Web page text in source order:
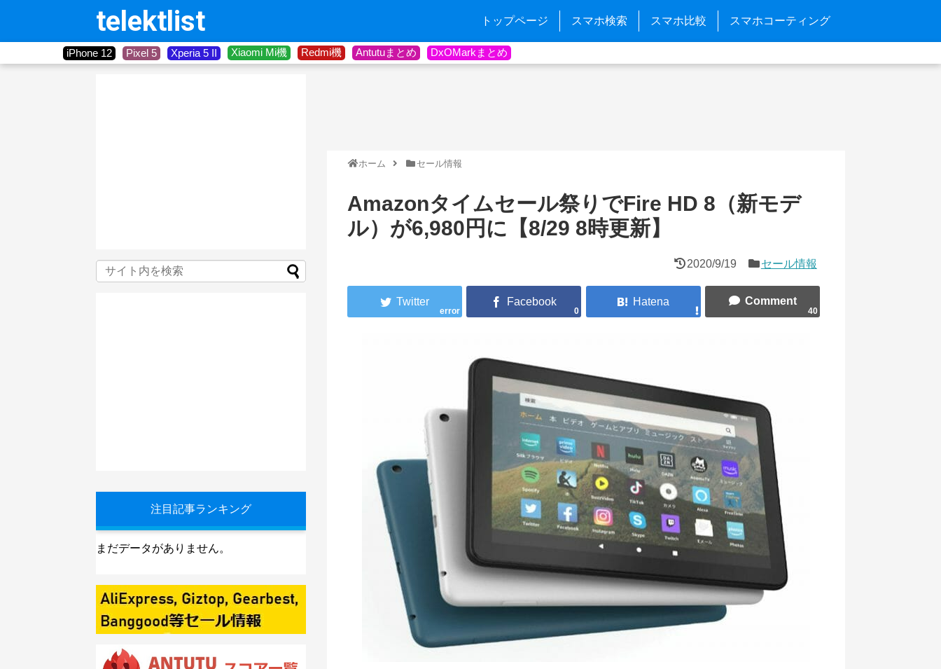
telektlist トップページ スマホ検索 スマホ比較 スマホコーティング
iPhone 12 Pixel 5 Xperia 5 II Xiaomi Mi機 Redmi機 Antutuまとめ DxOMarkまとめ
ホーム セール情報
Amazonタイムセール祭りでFire HD 8（新モデ
ル）が6,980円に【8/29 8時更新】
2020/9/19 セール情報
error 0 40
注目記事ランキング
まだデータがありません。